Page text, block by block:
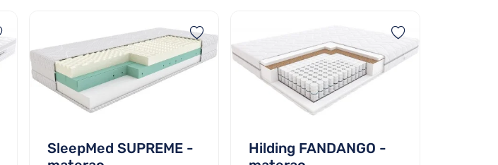
SleepMed SUPREME -
Hilding FANDANGO -